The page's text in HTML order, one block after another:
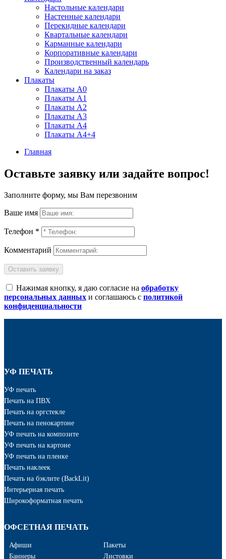
Настольные календари
Настенные календари
Перекидные календари
Квартальные календари
Карманные календари
Корпоративные календари
Производственный календарь
Календари на заказ
Плакаты
Плакаты А0
Плакаты А1
Плакаты А2
Плакаты А3
Плакаты А4
Плакаты А4+4
Главная
Оставьте заявку или задайте вопрос!
Заполните форму, мы Вам перезвоним
Ваше имя
Телефон *
Комментарий
Оставить заявку
Нажимая кнопку, я даю согласие на обработку
персональных данных и соглашаюсь с политикой
конфиденциальности
УФ ПЕЧАТЬ
УФ печать
Печать на ПВХ
Печать на оргстекле
Печать на пенокартоне
УФ печать на композите
УФ печать на картоне
УФ печать на пленке
Печать наклеек
Печать на бэклите (BackLit)
Интерьерная печать
Широкоформатная печать
ОФСЕТНАЯ ПЕЧАТЬ
Афиши
Баннеры
Пакеты
Листовки